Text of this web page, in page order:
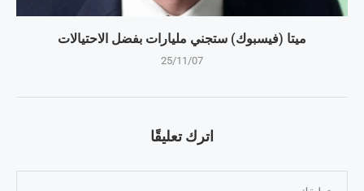
ميتا (فيسبوك) ستجني مليارات بفضل الاحتيالات
25/11/07
اترك تعليقًا